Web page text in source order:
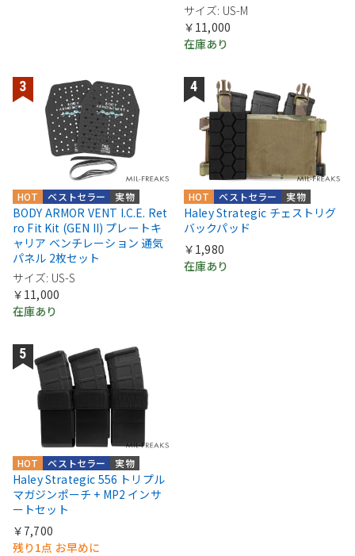
サイズ: US-M
￥11,000
在庫あり
実物
ベストセラー
HOT
BODY ARMOR VENT I.C.E. Ret
ro Fit Kit (GEN II) プレートキ
ャリア ベンチレーション 通気
パネル 2枚セット
サイズ: US-S
￥11,000
在庫あり
実物
ベストセラー
HOT
Haley Strategic チェストリグ
バックパッド
￥1,980
在庫あり
実物
ベストセラー
HOT
Haley Strategic 556 トリプル
マガジンポーチ + MP2 インサ
ートセット
￥7,700
残り1点 お早めに